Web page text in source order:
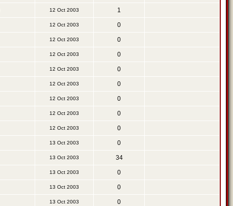
12 Oct 2003 1
12 Oct 2003 0
12 Oct 2003 0
12 Oct 2003 0
12 Oct 2003 0
12 Oct 2003 0
12 Oct 2003 0
12 Oct 2003 0
12 Oct 2003 0
13 Oct 2003 0
13 Oct 2003 34
13 Oct 2003 0
13 Oct 2003 0
13 Oct 2003 0